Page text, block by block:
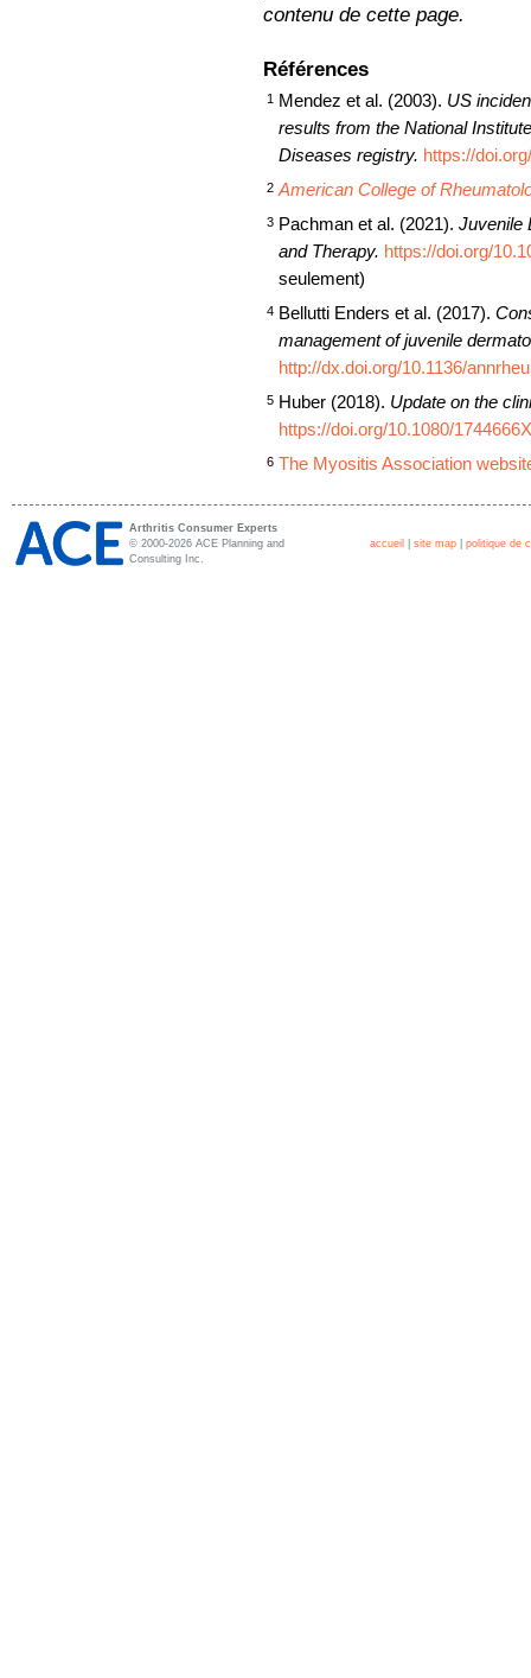
contenu de cette page.
Références
1 Mendez et al. (2003). US
results from the National
Diseases registry. https://
2 American College of
3 Pachman et al. (2021). Juvenile
and Therapy. https://doi.org/
seulement)
4 Bellutti Enders et al. (2017).
management of juvenile
http://dx.doi.org/10.1136/
5 Huber (2018). Update on the
https://doi.org/10.1080/
6 The Myositis Association
Arthritis Consumer Experts
© 2000-2026 ACE Planning and
Consulting Inc.
accueil site map politique de